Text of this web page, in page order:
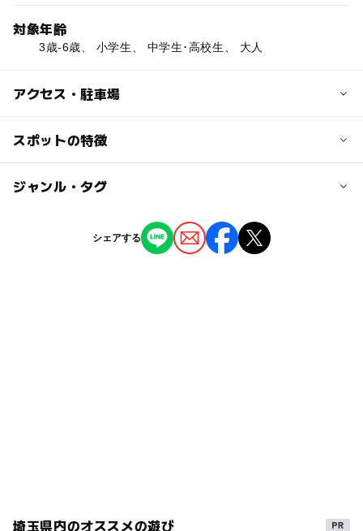
対象年齢
3歳-6歳、 小学生、 中学生･高校生、 大人
アクセス・駐車場
近くの駅
スポットの特徴
駐車場あり ◯
◯ 託児所
ジャンル・タグ
シェアする
埼玉県内のオススメの遊び